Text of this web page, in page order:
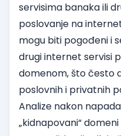
servisima banaka ili
poslovanje na
mogu biti pogođeni i
drugi internet servisi
domenom, što često
poslovnih i privatnih
Analize nakon
„kidnapovani“